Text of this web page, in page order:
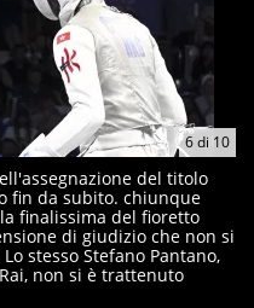
6di 10
del titolo
fin da subito. chiunque
finalissima del fioretto
di giudizio che non si
stesso Stefano Pantano,
non si è trattenuto